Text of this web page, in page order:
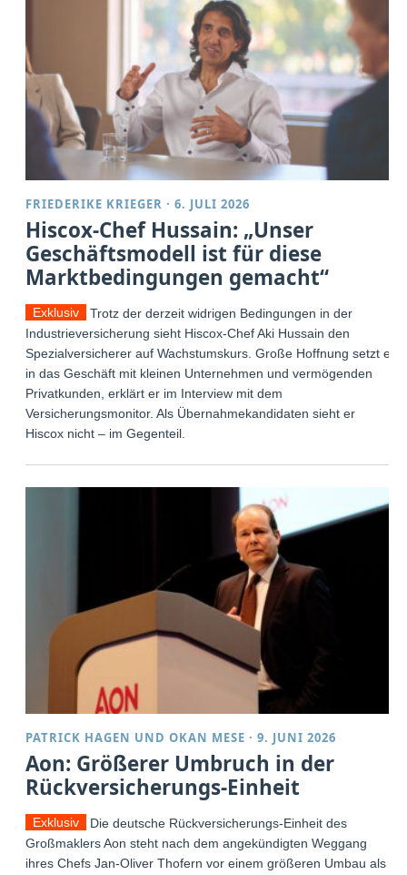
FRIEDERIKE KRIEGER ·6. JULI 2026
Hiscox-Chef Hussain: „Unser
Geschäftsmodell ist für diese
Marktbedingungen gemacht“
Exklusiv
Trotz der derzeit widrigen Bedingungen in der
Industrieversicherung sieht Hiscox-Chef Aki Hussain den
Spezialversicherer auf Wachstumskurs. Große Hoffnung setzt er
in das Geschäft mit kleinen Unternehmen und vermögenden
Privatkunden, erklärt er im Interview mit dem
Versicherungsmonitor. Als Übernahmekandidaten sieht er
Hiscox nicht – im Gegenteil.
PATRICK HAGEN UNDOKAN MESE ·9. JUNI 2026
Aon: Größerer Umbruch in der
Rückversicherungs-Einheit
Exklusiv
Die deutsche Rückversicherungs-Einheit des
Großmaklers Aon steht nach dem angekündigten Weggang
ihres Chefs Jan-Oliver Thofern vor einem größeren Umbau als